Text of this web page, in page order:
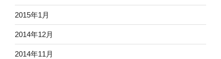
2015年1月
2014年12月
2014年11月